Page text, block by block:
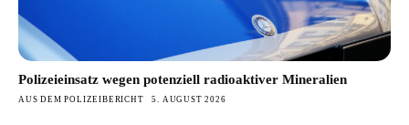
Polizeieinsatz wegen potenziell radioaktiver Mineralien
AUS DEM POLIZEIBERICHT 5. AUGUST 2026